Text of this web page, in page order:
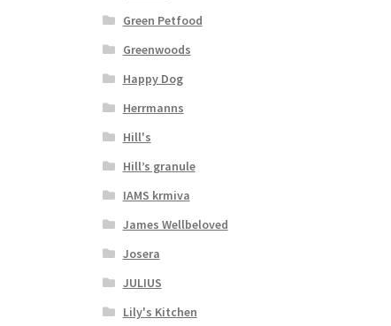
Green Petfood
Greenwoods
Happy Dog
Herrmanns
Hill's
Hill’s granule
IAMS krmiva
James Wellbeloved
Josera
JULIUS
Lily's Kitchen